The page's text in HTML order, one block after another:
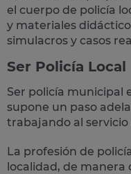
el cuerpo de policía
y materiales
simulacros y casos
Ser Policía Local
Ser policía municipal
supone un paso
trabajando al
La profesión de
localidad, de manera